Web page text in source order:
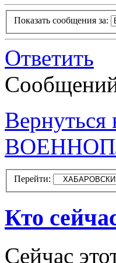
Показать сообщения за:
Ответить
Перейти:
Кто
Сейчас